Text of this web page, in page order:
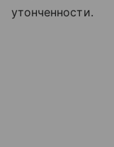
утонченности.